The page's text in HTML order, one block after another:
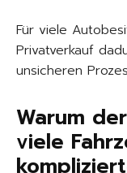
Für viele
Privatverkauf
unsicheren
Warum
viele